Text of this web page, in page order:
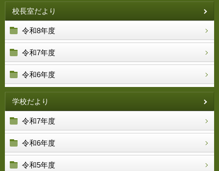
校長室だより
令和8年度
令和7年度
令和6年度
学校だより
令和7年度
令和6年度
令和5年度